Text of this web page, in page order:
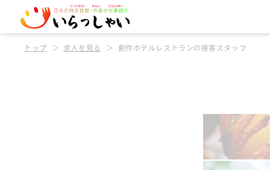
トップ 求人を見る 創作ホテルレストランの接客スタッフ